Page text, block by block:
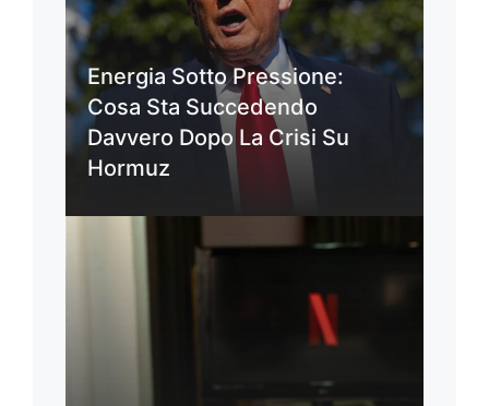
Energia Sotto Pressione:
Cosa Sta Succedendo
Davvero Dopo La Crisi Su
Hormuz